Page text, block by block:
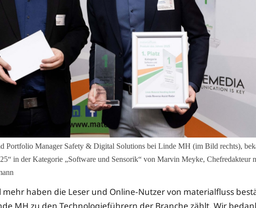
Portfolio Manager Safety & Digital Solutions bei Linde MH (im Bild rechts),
in der Kategorie „Software und Sensorik“ von Marvin Meyke, Chefredakteur
mehr haben die Leser und Online-Nutzer von materialfluss